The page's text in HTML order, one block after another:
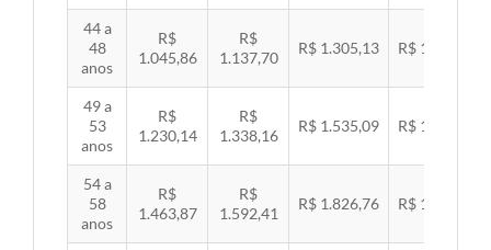
44 a
48
anos
R$
1.045,86
R$
1.137,70
R$ 1.305,13 R$ 1.344,92
49 a
53
anos
R$
1.230,14
R$
1.338,16
R$ 1.535,09 R$ 1.581,89
54 a
58
anos
R$
1.463,87
R$
1.592,41
R$ 1.826,76 R$ 1.882,45